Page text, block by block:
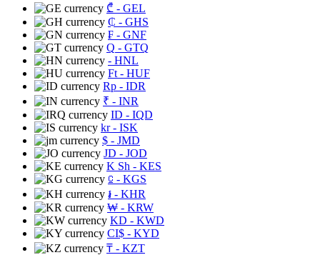
₾ - GEL
₵ - GHS
₣ - GNF
Q - GTQ
- HNL
Ft - HUF
Rp - IDR
₹ - INR
ID - IQD
kr- ISK
$ - JMD
JD - JOD
K Sh - KES
⃀ - KGS
៛ - KHR
₩ - KRW
KD - KWD
CI$ - KYD
₸ - KZT